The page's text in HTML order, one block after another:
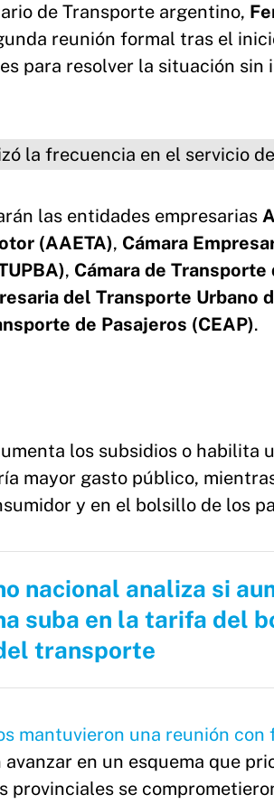
de Transporte argentino,
reunión formal tras el
para resolver la situación
las entidades empresarias
(AAETA), Cámara
, Cámara de
del Transporte Urbano
de Pasajeros (CEAP).
los subsidios o habilita
mayor gasto público,
y en el bolsillo de los
nacional analiza si
suba en la tarifa del
transporte
mantuvieron una reunión
avanzar en un esquema que
provinciales se